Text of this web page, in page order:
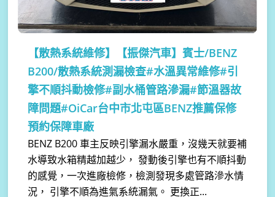
【散熱系統維修】
【振傑汽車】賓士/BENZ
B200/散熱系統測漏檢查#水溫異常維修#引
擎不順抖動檢修#副水桶管路滲漏#節溫器故
障問題#OiCar台中市北屯區BENZ推薦保修
預約保障車廠
BENZ B200 車主反映引擎漏水嚴重，沒幾天就要補
水導致水箱精越加越少， 發動後引擎也有不順抖動
的感覺，一次進廠檢修，檢測發現多處管路滲水情
況， 引擎不順為進氣系統漏氣。 更換正...